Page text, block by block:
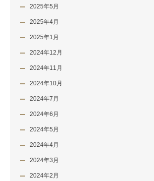
2025年5月
2025年4月
2025年1月
2024年12月
2024年11月
2024年10月
2024年7月
2024年6月
2024年5月
2024年4月
2024年3月
2024年2月